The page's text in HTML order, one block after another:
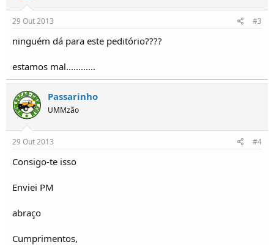
29 Out 2013 #3
ninguém dá para este peditório????
estamos mal............
Passarinho
UMMzão
29 Out 2013 #4
Consigo-te isso
Enviei PM
abraço
Cumprimentos,